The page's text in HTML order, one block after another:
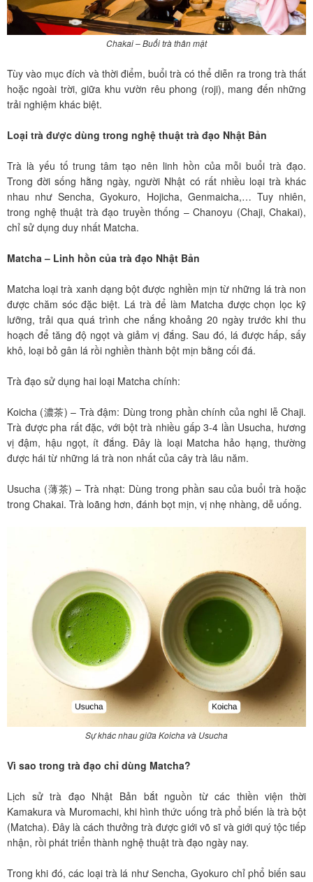
Chakai – Buổi trà thân mật
Tùy vào mục đích và thời điểm, buổi trà có thể diễn ra trong trà thất
hoặc ngoài trời, giữa khu vườn rêu phong (roji), mang đến những
trải nghiệm khác biệt.
Loại trà được dùng trong nghệ thuật trà đạo Nhật Bản
Trà là yếu tố trung tâm tạo nên linh hồn của mỗi buổi trà đạo.
Trong đời sống hằng ngày, người Nhật có rất nhiều loại trà khác
nhau như Sencha, Gyokuro, Hojicha, Genmaicha,… Tuy nhiên,
trong nghệ thuật trà đạo truyền thống – Chanoyu (Chaji, Chakai),
chỉ sử dụng duy nhất Matcha.
Matcha – Linh hồn của trà đạo Nhật Bản
Matcha loại trà xanh dạng bột được nghiền mịn từ những lá trà non
được chăm sóc đặc biệt. Lá trà để làm Matcha được chọn lọc kỹ
lưỡng, trải qua quá trình che nắng khoảng 20 ngày trước khi thu
hoạch để tăng độ ngọt và giảm vị đắng. Sau đó, lá được hấp, sấy
khô, loại bỏ gân lá rồi nghiền thành bột mịn bằng cối đá.
Trà đạo sử dụng hai loại Matcha chính:
Koicha (濃茶) – Trà đậm: Dùng trong phần chính của nghi lễ Chaji.
Trà được pha rất đặc, với bột trà nhiều gấp 3-4 lần Usucha, hương
vị đậm, hậu ngọt, ít đắng. Đây là loại Matcha hảo hạng, thường
được hái từ những lá trà non nhất của cây trà lâu năm.
Usucha (薄茶) – Trà nhạt: Dùng trong phần sau của buổi trà hoặc
trong Chakai. Trà loãng hơn, đánh bọt mịn, vị nhẹ nhàng, dễ uống.
Sự khác nhau giữa Koicha và Usucha
Vì sao trong trà đạo chỉ dùng Matcha?
Lịch sử trà đạo Nhật Bản bắt nguồn từ các thiền viện thời
Kamakura và Muromachi, khi hình thức uống trà phổ biến là trà bột
(Matcha). Đây là cách thưởng trà được giới võ sĩ và giới quý tộc tiếp
nhận, rồi phát triển thành nghệ thuật trà đạo ngày nay.
Trong khi đó, các loại trà lá như Sencha, Gyokuro chỉ phổ biến sau